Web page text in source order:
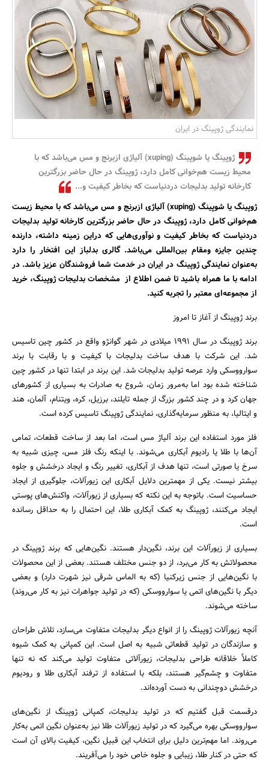
بانک، بیمه و سرمایه
مسکن و ساختمان
نمایندگی ژوپینگ در ایران
ژوپینگ یا شوپینگ (xuping) آلیاژی ازبرنج و مس می‌باشد که با
محیط زیست هم‌خوانی کامل دارد، ژوپینگ در حال حاضر بزرگترین
کارخانه تولید بدلیجات دردنیا‌ست که بخاطر کیفیت و...
ژوپینگ یا شوپینگ (xuping) آلیاژی ازبرنج و مس می‌باشد که با محیط زیست
هم‌خوانی کامل دارد، ژوپینگ در حال حاضر بزرگترین کارخانه تولید بدلیجات
دردنیا‌ست که بخاطر کیفیت و نوآوری‌هایی که دراین زمینه داشته، دارنده
چندین جایزه ومقام بین‌المللی می‌باشد. گالری بدلباز این افتخار را دارد
به‌عنوان نمایندگی ژوپینگ در ایران در خدمت شما فروشندگان عزیز باشد‌. در
ادامه با ما همراه باشید تا ضمن اطلاع از مشخصات بدلیجات ژوپینگ، خرید
از مجموعه‌ای معتبر را تجربه کنید.
برند ژوپینگ از آغاز تا امروز
برند ژوپینگ در سال ۱۹۹۱ میلادی در شهر گوانژو واقع در کشور چین تاسیس
شد. این شرکت با هدف ساخت بدلیجات با کیفیت و با رقابت با برند
سوارووسکی وارد عرصه تولید بدلیجات شد. این برند در ابتدا تنها در کشور چین
شناخته شده بود اما به‌مرور زمان، شروع به صادرات به بسیاری از کشورهای
جهان کرد و در چند کشور بزرگ از جمله تایلند، برزیل، کره، ویتنام، آلمان، هند
و ایتالیا، به منظور سرمایه‌گذاری، نمایندگی ژوپینگ تاسیس کرده است.
فلز مورد استفاده این برند آلیاژ مس است، اما بعد از ساخت قطعات، تمامی
آن‌ها با طلا یا رادیوم آبکاری می‌شوند. با اینکه رنگ فلز مس، چیزی شبیه به
سرخ یا صورتی است، تنها هدف از آبکاری، تغییر رنگ و ایجاد درخشش و جلوه
بیشتر نیست. یکی از مهمترین دلایل آبکاری این زیورآلات، جلوگیری از ایجاد
حساسیت است. با‌توجه به این نکته که بسیاری از زیورآلات، واکنش‌های پوستی
ایجاد می‌کنند، ژوپینگ به کمک آبکاری طلا، این احتمال را به‌ حداقل رسانده
است.
بسیاری از زیورآلات این برند، نگین‌دار هستند. نگین‌هایی که برند ژوپینگ در
محصولاتش به کار می‌برد، از دو جنس مختلف هستند. بعضی از این محصولات
با نگین‌هایی از جنس زیرکنیا (که به الماس شرقی نیز شهرت دارد) و بعضی
دیگر با نگین‌های اتمی یا سوارووسکی (که در تولید جواهرات نیز به کار می‌روند)
ساخته می‌شوند.
آنچه زیورآلات ژوپینگ را از انواع دیگر بدلیجات متفاوت می‌سازد، تلاش طراحان
و سازندگان در تولید قطعاتی شبیه به اصل است. این کمپانی به کمک شیوه‌
کاملاً خلاقانه طراحی بدلیجات، زیورآلاتی متفاوت تولید می‌کند که نه تنها
متفاوت و چشم‌گیر هستند، بلکه با استفاده از ترفند آبکاری طلا و رودیوم
درخشش دوچندانی به دست آورده‌اند.
درقسمت قبل گفتیم که در تولید بدلیجات، کمپانی ژوپینگ از نگین‌های
سوارووسکی بهره می‌گیرد که در تولید زیورآلات طلا نیز به‌عنوان نگین اتمی به‌کار
می‌روند. اما مهم‌ترین دلیل برای انتخاب این قبیل نگین‌، کیفیت بالای آن است
که حتی در کنار طلا، زیبایی و جلوه خاص خود را می‌آفریند.